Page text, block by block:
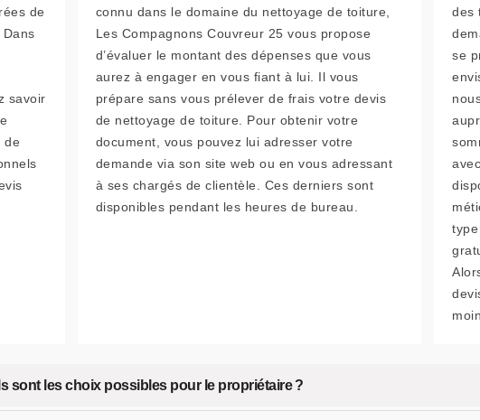
de
savoir
de
connu dans le domaine du nettoyage de toiture,
Les Compagnons Couvreur 25 vous propose
d’évaluer le montant des dépenses que vous
aurez à engager en vous fiant à lui. Il vous
prépare sans vous prélever de frais votre devis
de nettoyage de toiture. Pour obtenir votre
document, vous pouvez lui adresser votre
demande via son site web ou en vous adressant
à ses chargés de clientèle. Ces derniers sont
disponibles pendant les heures de bureau.
des
se
sont les choix possibles pour le propriétaire ?